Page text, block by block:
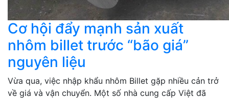
Cơ hội đẩy mạnh sản xuất
nhôm billet trước “bão giá”
nguyên liệu
Vừa qua, việc nhập khẩu nhôm Billet gặp nhiều cản trở
về giá và vận chuyển. Một số nhà cung cấp Việt đã